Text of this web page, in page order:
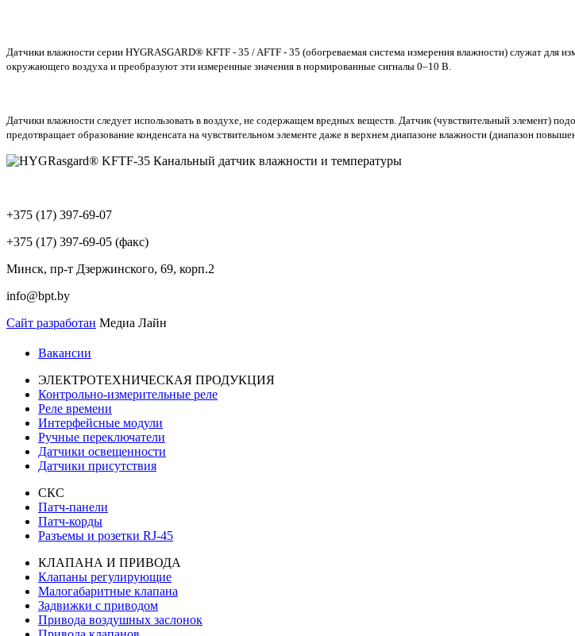
Датчики влажности серии HYGRASGARD® KFTF - 35 / AFTF - 35 (обогреваемая система измерения влажности) служат для
окружающего воздуха и преобразуют эти измеренные значения в нормированные сигналы 0–10 В.
Датчики влажности следует использовать в воздухе, не содержащем вредных веществ. Датчик (чувствительный элемент)
предотвращает образование конденсата на чувствительном элементе даже в верхнем диапазоне влажности (диапазон
+375 (17) 397-69-07
+375 (17) 397-69-05 (факс)
Минск, пр-т Дзержинского, 69, корп.2
info@bpt.by
Сайт разработан Медиа Лайн
Вакансии
ЭЛЕКТРОТЕХНИЧЕСКАЯ ПРОДУКЦИЯ
Контрольно-измерительные реле
Реле времени
Интерфейсные модули
Ручные переключатели
Датчики освещенности
Датчики присутствия
СКС
Патч-панели
Патч-корды
Разъемы и розетки RJ-45
КЛАПАНА И ПРИВОДА
Клапаны регулирующие
Малогабаритные клапана
Задвижки с приводом
Привода воздушных заслонок